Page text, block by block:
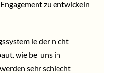
zu entwickeln
leider nicht
wie bei uns in
sehr schlecht